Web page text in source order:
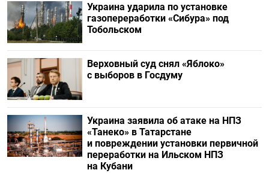
Украина ударила по установке
газопереработки «Сибура» под
Тобольском
Верховный суд снял «Яблоко»
с выборов в Госдуму
Украина заявила об атаке на НПЗ
«Танеко» в Татарстане
и повреждении установки первичной
переработки на Ильском НПЗ
на Кубани